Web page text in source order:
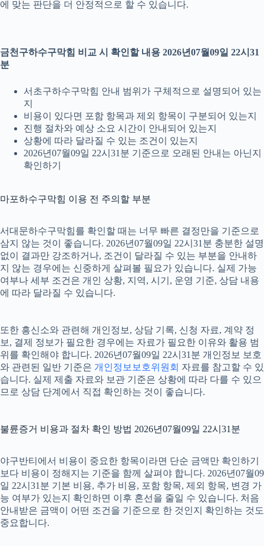
에 맞는 판단을 더 안정적으로 할 수 있습니다.
금천구하수구막힘 비교 시 확인할 내용 2026년07월09일 22시31
분
서초구하수구막힘 안내 범위가 구체적으로 설명되어 있는
지
비용이 있다면 포함 항목과 제외 항목이 구분되어 있는지
진행 절차와 예상 소요 시간이 안내되어 있는지
상황에 따라 달라질 수 있는 조건이 있는지
2026년07월09일 22시31분 기준으로 오래된 안내는 아닌지
확인하기
마포하수구막힘 이용 전 주의할 부분
서대문하수구막힘를 확인할 때는 너무 빠른 결정만을 기준으로
삼지 않는 것이 좋습니다. 2026년07월09일 22시31분 충분한 설명
없이 결과만 강조하거나, 조건이 달라질 수 있는 부분을 안내하
지 않는 경우에는 신중하게 살펴볼 필요가 있습니다. 실제 가능
여부나 세부 조건은 개인 상황, 지역, 시기, 운영 기준, 상담 내용
에 따라 달라질 수 있습니다.
또한 흥신소와 관련해 개인정보, 상담 기록, 신청 자료, 계약 정
보, 결제 정보가 필요한 경우에는 자료가 필요한 이유와 활용 범
위를 확인해야 합니다. 2026년07월09일 22시31분 개인정보 보호
와 관련된 일반 기준은 개인정보보호위원회 자료를 참고할 수 있
습니다. 실제 제출 자료와 보관 기준은 상황에 따라 다를 수 있으
므로 상담 단계에서 직접 확인하는 것이 좋습니다.
불륜증거 비용과 절차 확인 방법 2026년07월09일 22시31분
야구반티에서 비용이 중요한 항목이라면 단순 금액만 확인하기
보다 비용이 정해지는 기준을 함께 살펴야 합니다. 2026년07월09
일 22시31분 기본 비용, 추가 비용, 포함 항목, 제외 항목, 변경 가
능 여부가 있는지 확인하면 이후 혼선을 줄일 수 있습니다. 처음
안내받은 금액이 어떤 조건을 기준으로 한 것인지 확인하는 것도
중요합니다.